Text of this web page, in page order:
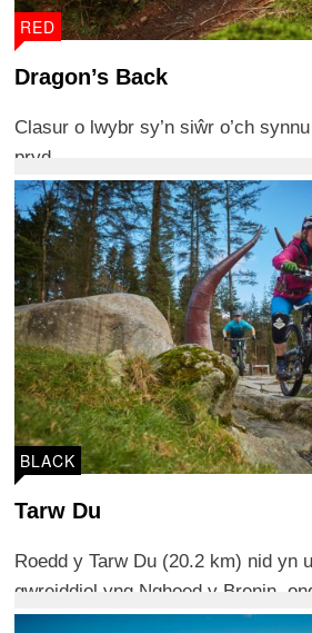
RED
Dragon’s Back
Clasur o lwybr sy’n siŵr o’ch synnu
pryd.
BLACK
Tarw Du
Roedd y Tarw Du (20.2 km) nid yn
gwreiddiol yng Nghoed y Brenin,